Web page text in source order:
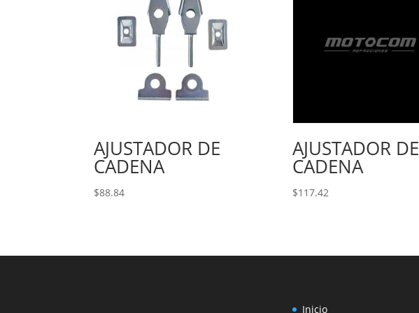
AJUSTADOR DE
CADENA
$88.84
AJUSTADOR DE
CADENA
$117.42
Inicio